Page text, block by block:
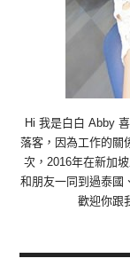
Hi 我是白白 Abby
落客，因為工作的關
次，2016年在新加
和朋友一同到過泰國
歡迎你跟